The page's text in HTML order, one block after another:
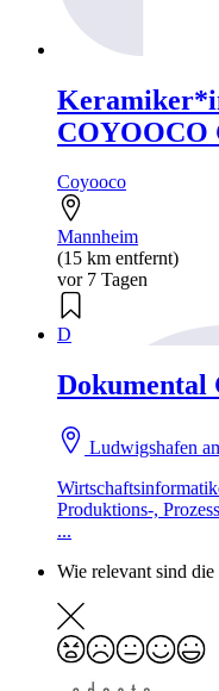
COYOOCO
Coyooco
Mannheim
(15 km entfernt)
vor 7 Tagen
D
Dokumental
Ludwigshafen
Produktions-,
...
Wie relevant sind